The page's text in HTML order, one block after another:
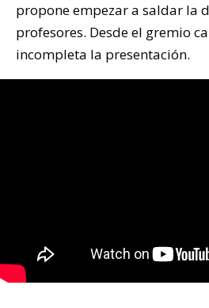
propone empezar a saldar la
profesores. Desde el gremio
incompleta la presentación.